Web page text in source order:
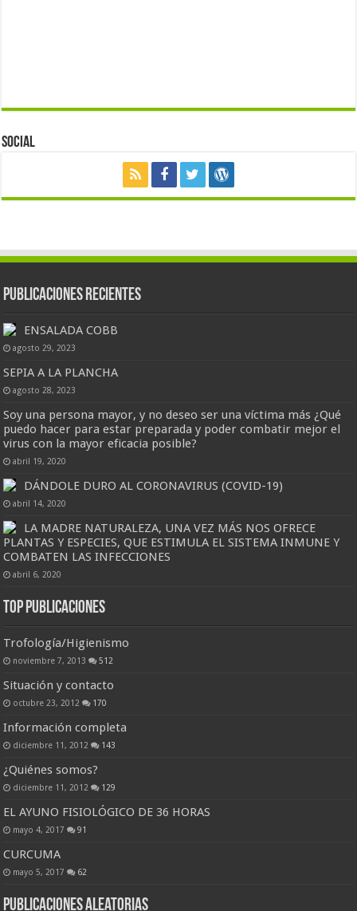
Social
Publicaciones Recientes
ENSALADA COBB
agosto 29, 2023
SEPIA A LA PLANCHA
agosto 28, 2023
Soy una persona mayor, y no deseo ser una víctima más ¿Qué
puedo hacer para estar preparada y poder combatir mejor el
virus con la mayor eficacia posible?
abril 19, 2020
DÁNDOLE DURO AL CORONAVIRUS (COVID-19)
abril 14, 2020
LA MADRE NATURALEZA, UNA VEZ MÁS NOS OFRECE
PLANTAS Y ESPECIES, QUE ESTIMULA EL SISTEMA INMUNE Y
COMBATEN LAS INFECCIONES
abril 6, 2020
Top Publicaciones
Trofología/Higienismo
noviembre 7, 2013 512
Situación y contacto
octubre 23, 2012 170
Información completa
diciembre 11, 2012 143
¿Quiénes somos?
diciembre 11, 2012 129
EL AYUNO FISIOLÓGICO DE 36 HORAS
mayo 4, 2017 91
CURCUMA
mayo 5, 2017 62
Publicaciones Aleatorias